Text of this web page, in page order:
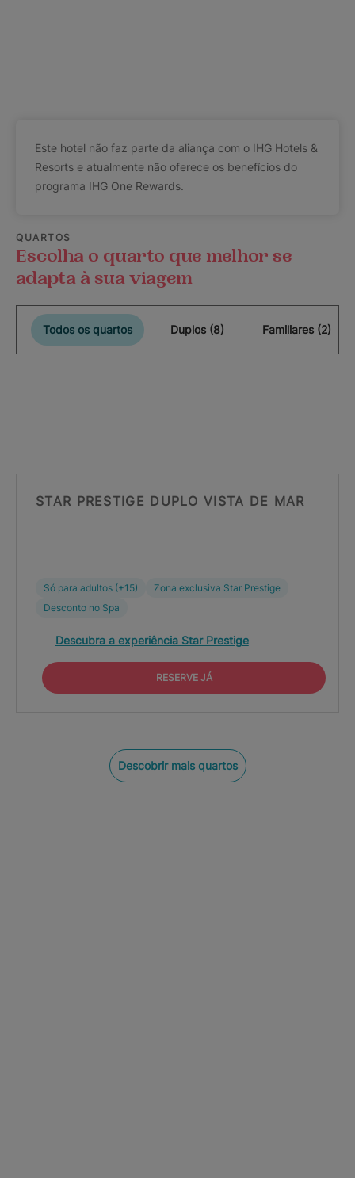
Este hotel não faz parte da aliança com o IHG Hotels &
Resorts e atualmente não oferece os benefícios do
programa IHG One Rewards.
QUARTOS
Escolha o quarto que melhor se
adapta à sua viagem
Todos os quartos Duplos (8) Familiares (2)
STAR PRESTIGE DUPLO VISTA DE MAR
Só para adultos (+15)
Zona exclusiva Star Prestige
Desconto no Spa
Descubra a experiência Star Prestige
RESERVE JÁ
Descobrir mais quartos